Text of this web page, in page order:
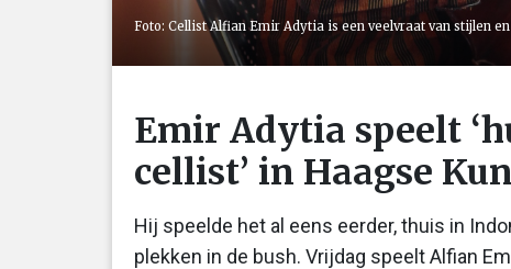
Foto: Cellist Alfian Emir Adytia is een veelvraat van stijlen
Emir Adytia speelt
cellist’ in Haagse
Hij speelde het al eens eerder, thuis in
plekken in de bush. Vrijdag speelt Alfian